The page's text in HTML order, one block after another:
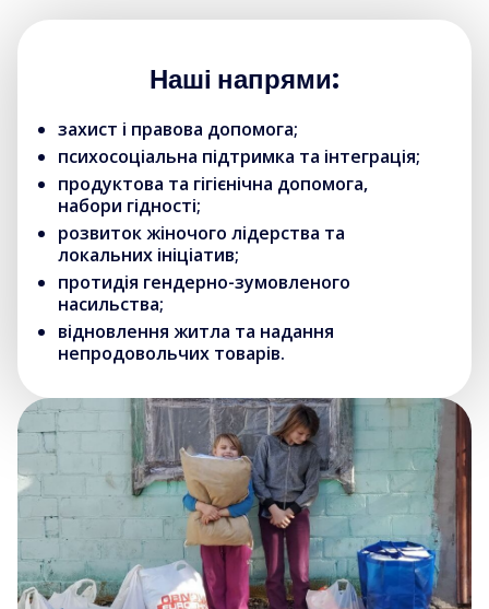
Наші напрями:
захист і правова допомога;
психосоціальна підтримка та інтеграція;
продуктова та гігієнічна допомога,
набори гідності;
розвиток жіночого лідерства та
локальних ініціатив;
протидія гендерно-зумовленого
насильства;
відновлення житла та надання
непродовольчих товарів.